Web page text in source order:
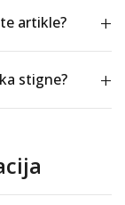
artikle?
stigne?